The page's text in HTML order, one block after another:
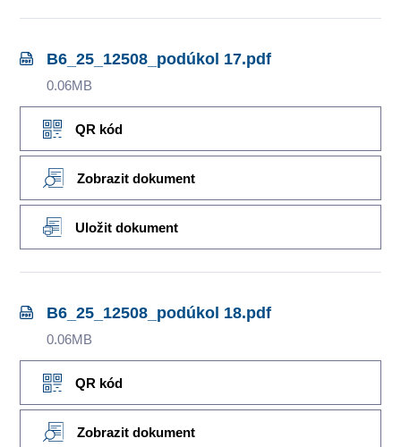
B6_25_12508_podúkol 17.pdf
0.06MB
QR kód
Zobrazit dokument
Uložit dokument
B6_25_12508_podúkol 18.pdf
0.06MB
QR kód
Zobrazit dokument